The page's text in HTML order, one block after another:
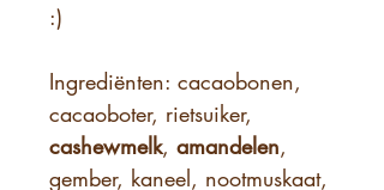
:)
Ingrediënten: cacaobonen,
cacaoboter, rietsuiker,
cashewmelk, amandelen,
gember, kaneel, nootmuskaat,